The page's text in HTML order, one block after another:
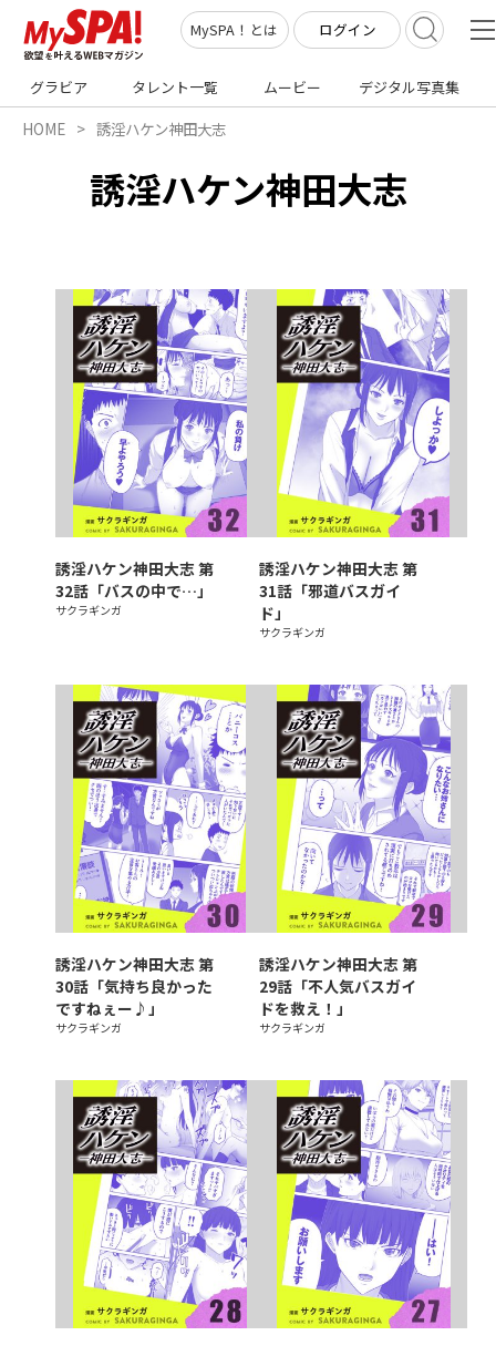
MySPA！とは ログイン
グラビア タレント一覧 ムービー デジタル写真集
HOME 誘淫ハケン神田大志
誘淫ハケン神田大志
誘淫ハケン神田大志 第
32話「バスの中で…」
サクラギンガ
誘淫ハケン神田大志 第
31話「邪道バスガイ
ド」
サクラギンガ
誘淫ハケン神田大志 第
30話「気持ち良かった
ですねぇー♪」
サクラギンガ
誘淫ハケン神田大志 第
29話「不人気バスガイ
ドを救え！」
サクラギンガ